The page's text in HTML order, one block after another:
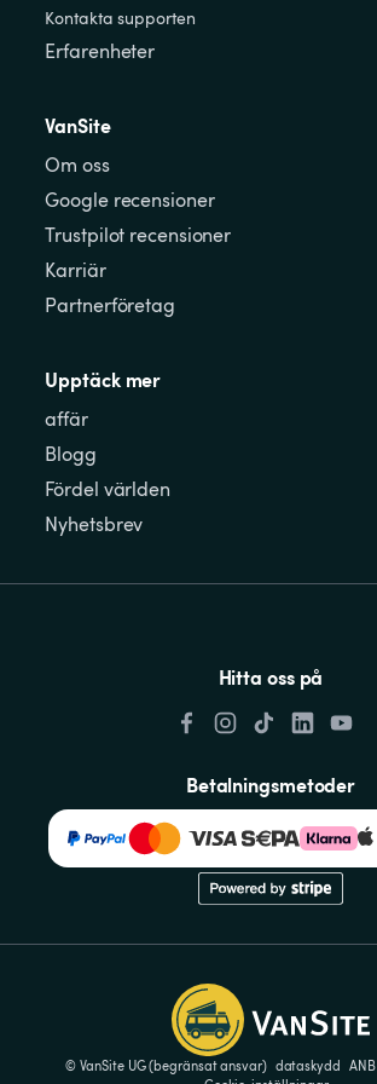
Kontakta supporten
Erfarenheter
VanSite
Om oss
Google recensioner
Trustpilot recensioner
Karriär
Partnerföretag
Upptäck mer
affär
Blogg
Fördel världen
Nyhetsbrev
Hitta oss på
Betalningsmetoder
© VanSite UG (begränsat ansvar) dataskydd ANB